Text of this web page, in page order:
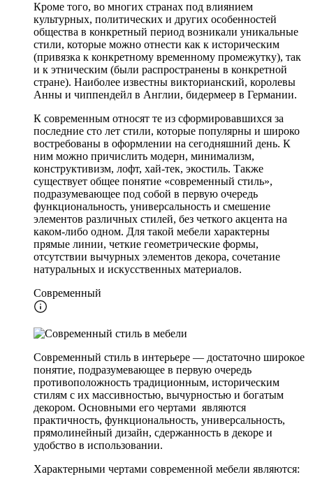
Кроме того, во многих странах под влиянием
культурных, политических и других особенностей
общества в конкретный период возникали уникальные
стили, которые можно отнести как к историческим
(привязка к конкретному временному промежутку), так
и к этническим (были распространены в конкретной
стране). Наиболее известны викторианский, королевы
Анны и чиппендейл в Англии, бидермеер в Германии.
К современным относят те из сформировавшихся за
последние сто лет стили, которые популярны и широко
востребованы в оформлении на сегодняшний день. К
ним можно причислить модерн, минимализм,
конструктивизм, лофт, хай-тек, экостиль. Также
существует общее понятие «современный стиль»,
подразумевающее под собой в первую очередь
функциональность, универсальность и смешение
элементов различных стилей, без четкого акцента на
каком-либо одном. Для такой мебели характерны
прямые линии, четкие геометрические формы,
отсутствии вычурных элементов декора, сочетание
натуральных и искусственных материалов.
Современный
Современный стиль в интерьере — достаточно широкое
понятие, подразумевающее в первую очередь
противоположность традиционным, историческим
стилям с их массивностью, вычурностью и богатым
декором. Основными его чертами являются
практичность, функциональность, универсальность,
прямолинейный дизайн, сдержанность в декоре и
удобство в использовании.
Характерными чертами современной мебели являются: